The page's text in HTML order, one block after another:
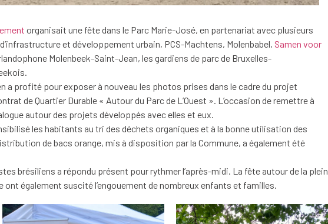
organisait une fête dans le Parc Marie-José, en partenariat avec plusieurs
et développement urbain, PCS-Machtens, Molenbabel, Samen voor
Molenbeek-Saint-Jean, les gardiens de parc de Bruxelles-
a profité pour exposer à nouveau les photos prises dans le cadre du projet
de Quartier Durable « Autour du Parc de L’Ouest ». L’occasion de remettre à
autour des projets développés avec elles et eux.
les habitants au tri des déchets organiques et à la bonne utilisation des
de bacs orange, mis à disposition par la Commune, a également été
brésiliens a répondu présent pour rythmer l’après-midi. La fête autour de la plein
également suscité l’engouement de nombreux enfants et familles.